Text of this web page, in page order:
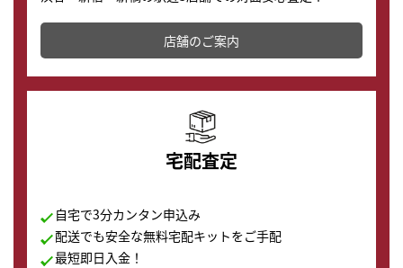
その場で現金買取致します。渋谷本店では、時計販売の
店舗を併設しており、下取りに出してお得に新しい時計
の購入もできます♪
店舗のご案内
宅配査定
自宅で3分カンタン申込み
配送でも安全な無料宅配キットをご手配
最短即日入金！